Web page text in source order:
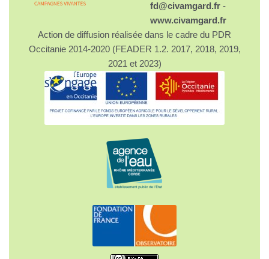
fd@civamgard.fr -
www.civamgard.fr
Action de diffusion réalisée dans le cadre du PDR
Occitanie 2014-2020 (FEADER 1.2. 2017, 2018, 2019,
2021 et 2023)